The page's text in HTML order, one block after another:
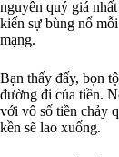
nguyên quý giá
kiến sự bùng nổ
mạng.
Bạn thấy đấy, bọn
đường đi của tiền.
với vô số tiền chảy
kền sẽ lao xuống.